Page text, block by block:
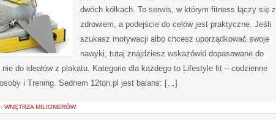
dwóch kółkach. To serwis, w którym fitness łączy się z
zdrowiem, a podejście do celów jest praktyczne. Jeśli
szukasz motywacji albo chcesz uporządkować swoje
nawyki, tutaj znajdziesz wskazówki dopasowane do
do ideałów z plakatu. Kategorie dla każdego to Lifestyle fit – codzienne
i Trening. Sednem 12ton.pl jest balans: […]
WNĘTRZA MILIONERÓW